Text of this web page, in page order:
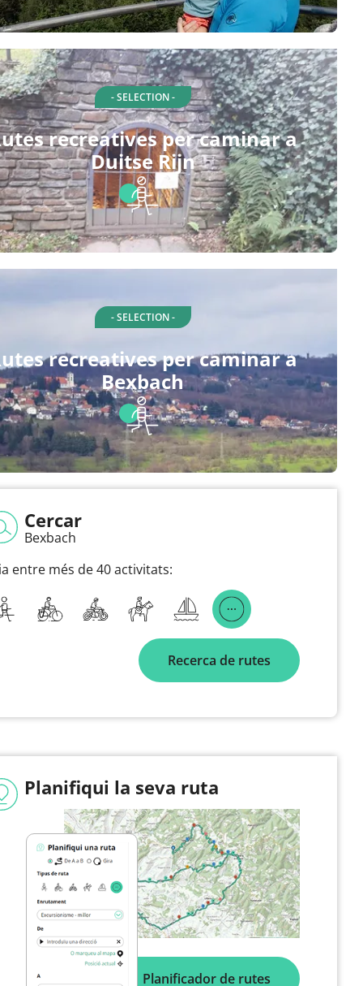
- SELECTION -
recreatives per caminar a
Duitse Rijn
- SELECTION -
recreatives per caminar a
Bexbach
Cercar
Bexbach
entre més de 40 activitats:
Recerca de rutes
Planifiqui la seva ruta
Planificador de rutes